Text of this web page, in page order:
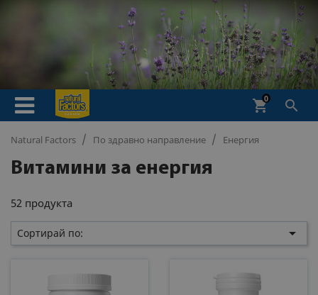

shopping_cart
0
Natural Factors По здравно направление Енергия
Витамини за енергия
52 продукта
Сортирай по: 